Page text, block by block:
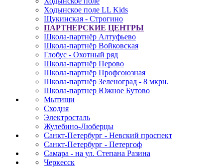
Ходынское поле LL Kids
Щукинская - Строгино
ПАРТНЕРСКИЕ ЦЕНТРЫ
Школа-партнёр Алтуфьево
Школа-партнёр Войковская
Глобус - Охотный ряд
Школа-партнёр Перово
Школа-партнёр Профсоюзная
Школа-партнёр Зеленоград - 8 мкрн.
Школа-партнер Южное Бутово
Мытищи
Сходня
Электросталь
Жулебино-Люберцы
Санкт-Петербург - Невский проспект
Санкт-Петербург - Петергоф
Самара - на ул. Степана Разина
Черкесск